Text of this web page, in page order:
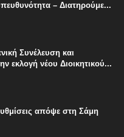
– Διατηρούμε...
Συνέλευση και
εκλογή νέου Διοικητικού...
απόψε στη Σάμη